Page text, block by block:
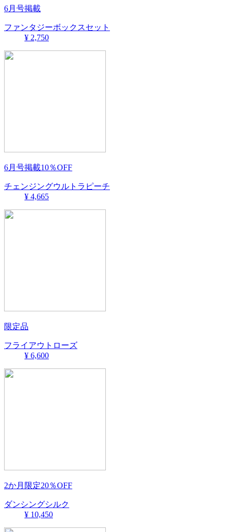
6月号掲載
ファンタジーボックスセット
¥ 2,750
6月号掲載10％OFF
チェンジングウルトラピーチ
¥ 4,665
限定品
フライアウトローズ
¥ 6,600
2か月限定20％OFF
ダンシングシルク
¥ 10,450